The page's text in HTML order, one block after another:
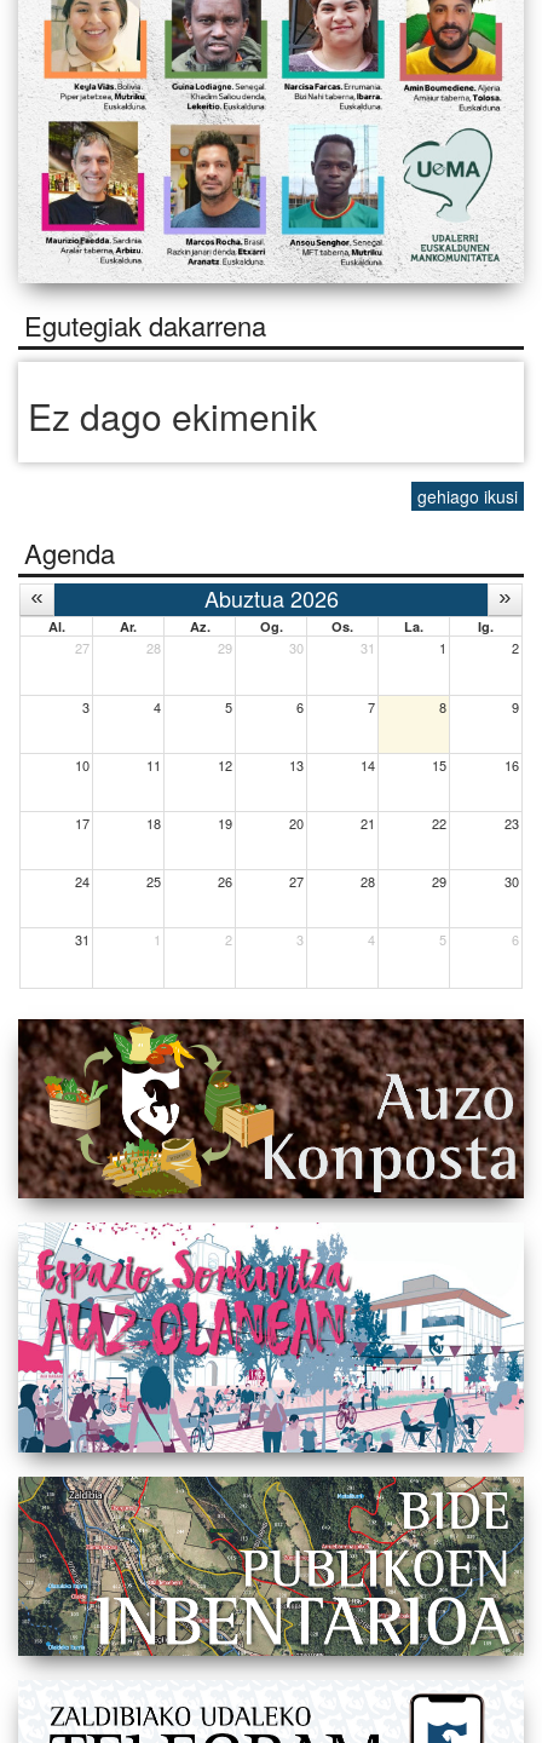
Egutegiak dakarrena
Ez dago ekimenik
gehiago ikusi
Agenda
Abuztua 2026
Al. Ar. Az. Og. Os. La. Ig.
27 28 29 30 31 1 2
3 4 5 6 7 8 9
10 11 12 13 14 15 16
17 18 19 20 21 22 23
24 25 26 27 28 29 30
31 1 2 3 4 5 6